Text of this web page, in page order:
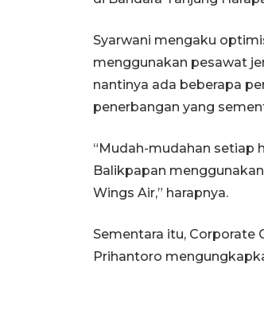
Syarwani mengaku
menggunakan pesawat
nantinya ada beberapa
penerbangan yang
“Mudah-mudahan setiap
Balikpapan
Wings Air,” harapnya.
Sementara itu, Corporate
Prihantoro